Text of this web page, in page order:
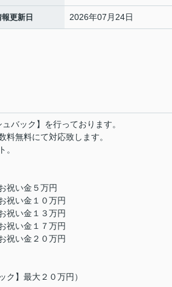
報更新日 2026年07月24日
バック】を行っております。
無料にて対応致します。
。
祝い金５万円
祝い金１０万円
祝い金１３万円
祝い金１７万円
金２０万円
ク】最大２０万円）